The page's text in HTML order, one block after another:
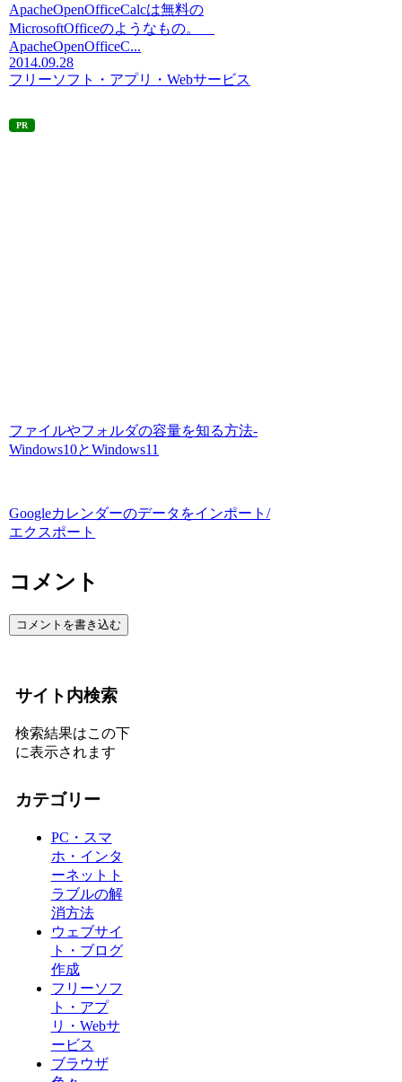
ApacheOpenOfficeCalcは無料の
MicrosoftOfficeのようなもの。
ApacheOpenOfficeC...
2014.09.28
フリーソフト・アプリ・Webサービス
PR
ファイルやフォルダの容量を知る方法-
Windows10とWindows11
Googleカレンダーのデータをインポート/
エクスポート
コメント
コメントを書き込む
サイト内検索
検索結果はこの下
に表示されます
カテゴリー
PC・スマ
ホ・インタ
ーネットト
ラブルの解
消方法
ウェブサイ
ト・ブログ
作成
フリーソフ
ト・アプ
リ・Webサ
ービス
ブラウザ